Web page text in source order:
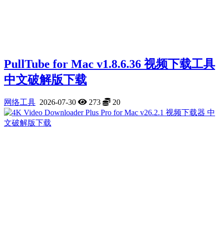
PullTube for Mac v1.8.6.36 视频下载工具
中文破解版下载
网络工具 2026-07-30 273 20